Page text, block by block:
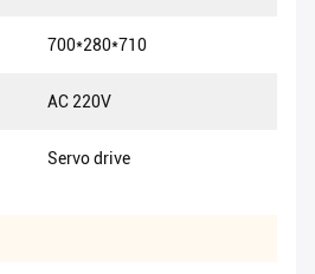
700*280*710
AC 220V
Servo drive